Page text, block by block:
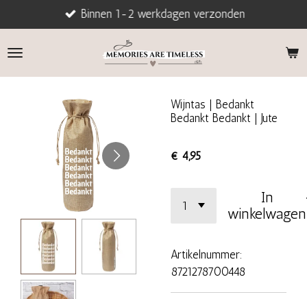
direct
naar
Binnen 1-2 werkdagen verzonden
Wijntas | Bedankt
Bedankt Bedankt | Jute
€ 4,95
In
winkelwagen
Artikelnummer:
8721278700448